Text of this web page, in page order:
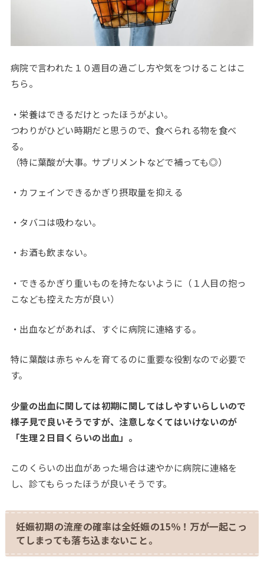
病院で言われた１０週目の過ごし方や気をつけることはこ
ちら。
・栄養はできるだけとったほうがよい。
つわりがひどい時期だと思うので、食べられる物を食べ
る。
（特に葉酸が大事。サプリメントなどで補っても◎）
・カフェインできるかぎり摂取量を抑える
・タバコは吸わない。
・お酒も飲まない。
・できるかぎり重いものを持たないように（１人目の抱っ
こなども控えた方が良い）
・出血などがあれば、すぐに病院に連絡する。
特に葉酸は赤ちゃんを育てるのに重要な役割なので必要で
す。
少量の出血に関しては初期に関してはしやすいらしいので
様子見で良いそうですが、注意しなくてはいけないのが
「生理２日目くらいの出血」。
このくらいの出血があった場合は速やかに病院に連絡を
し、診てもらったほうが良いそうです。
妊娠初期の流産の確率は全妊娠の15％！万が一起こっ
てしまっても落ち込まないこと。